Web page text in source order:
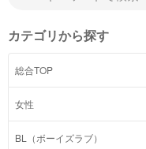
カテゴリから探す
総合TOP
女性
BL（ボーイズラブ）